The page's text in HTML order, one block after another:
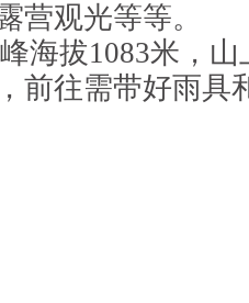
营观光等等。
海拔1083米，
前往需带好雨具